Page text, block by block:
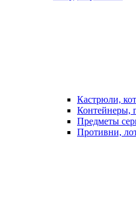
Кастрюли,
Контейнеры,
Предметы
Противни,